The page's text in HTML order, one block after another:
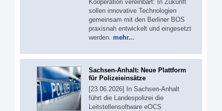
Kooperation vereinbart: In Zukunft
sollen innovative Technologien
gemeinsam mit den Berliner BOS
praxisnah entwickelt und eingesetzt
werden. mehr...
Sachsen-Anhalt: Neue Plattform
für Polizeieinsätze
[23.06.2026] In Sachsen-Anhalt
führt die Landespolizei die
Leitstellensoftware eOCS